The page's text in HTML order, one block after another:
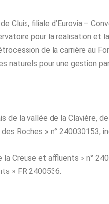
Cluis, filiale d’Eurovia –
pour la réalisation et
de la carrière au
naturels pour une gestion
de la vallée de la Clavière, de
Roches » n° 240030153,
Creuse et affluents » n°
» FR 2400536.